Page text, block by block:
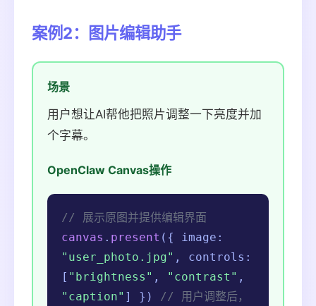
案例2：图片编辑助手
场景
用户想让AI帮他把照片调整一下亮度并加
个字幕。
OpenClaw Canvas操作
// 展示原图并提供编辑界面
canvas . present ({ image:
"user_photo.jpg" , controls:
[ "brightness" , "contrast" ,
"caption" ] }) // 用户调整后，